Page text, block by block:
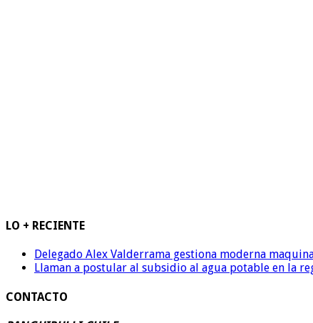
LO + RECIENTE
Delegado Alex Valderrama gestiona moderna
Llaman a postular al subsidio al agua potable en la
CONTACTO